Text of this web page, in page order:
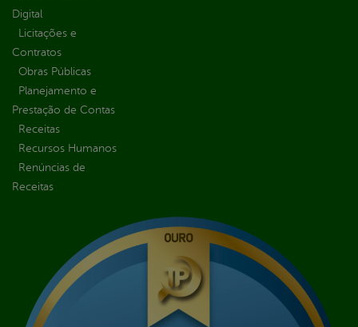
Digital
Licitações e
Contratos
Obras Públicas
Planejamento e
Prestação de Contas
Receitas
Recursos Humanos
Renúncias de
Receitas